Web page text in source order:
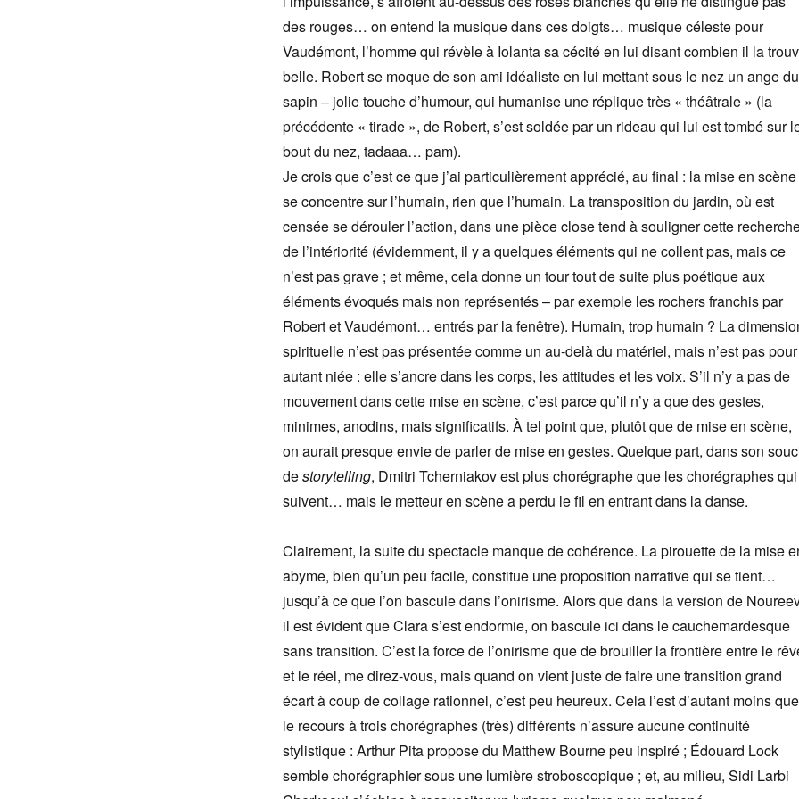
des rouges… on entend la musique dans ces doigts… musique céleste pour
Vaudémont, l’homme qui révèle à Iolanta sa cécité en lui disant combien il la
belle. Robert se moque de son ami idéaliste en lui mettant sous le nez un ange du
sapin – jolie touche d’humour, qui humanise une réplique très « théâtrale » (la
précédente « tirade », de Robert, s’est soldée par un rideau qui lui est tombé sur
bout du nez, tadaaa… pam).
Je crois que c’est ce que j’ai particulièrement apprécié, au final : la mise en scène
se concentre sur l’humain, rien que l’humain. La transposition du jardin, où est
censée se dérouler l’action, dans une pièce close tend à souligner cette
de l’intériorité (évidemment, il y a quelques éléments qui ne collent pas, mais ce
n’est pas grave ; et même, cela donne un tour tout de suite plus poétique aux
éléments évoqués mais non représentés – par exemple les rochers franchis par
Robert et Vaudémont… entrés par la fenêtre). Humain, trop humain ? La
spirituelle n’est pas présentée comme un au-delà du matériel, mais n’est pas pour
autant niée : elle s’ancre dans les corps, les attitudes et les voix. S’il n’y a pas de
mouvement dans cette mise en scène, c’est parce qu’il n’y a que des gestes,
minimes, anodins, mais significatifs. À tel point que, plutôt que de mise en scène,
on aurait presque envie de parler de mise en gestes. Quelque part, dans son
destorytelling, Dmitri Tcherniakov est plus chorégraphe que les chorégraphes qui
suivent… mais le metteur en scène a perdu le fil en entrant dans la danse.
Clairement, la suite du spectacle manque de cohérence. La pirouette de la mise
abyme, bien qu’un peu facile, constitue une proposition narrative qui se tient…
jusqu’à ce que l’on bascule dans l’onirisme. Alors que dans la version de
il est évident que Clara s’est endormie, on bascule ici dans le cauchemardesque
sans transition. C’est la force de l’onirisme que de brouiller la frontière entre le
et le réel, me direz-vous, mais quand on vient juste de faire une transition grand
écart à coup de collage rationnel, c’est peu heureux. Cela l’est d’autant moins que
le recours à trois chorégraphes (très) différents n’assure aucune continuité
stylistique : Arthur Pita propose du Matthew Bourne peu inspiré ; Édouard Lock
semble chorégraphier sous une lumière stroboscopique ; et, au milieu, Sidi Larbi